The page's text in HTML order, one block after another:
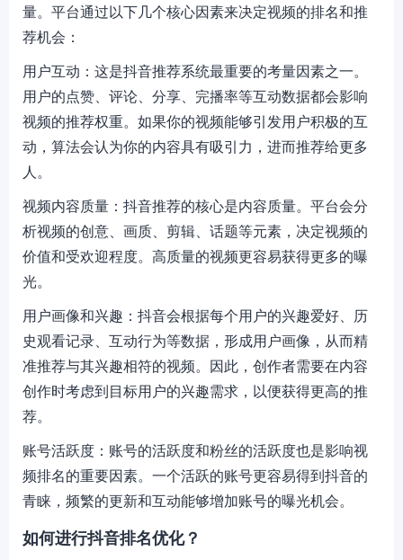
量。平台通过以下几个核心因素来决定视频的排名和推
荐机会：
用户互动：这是抖音推荐系统最重要的考量因素之一。
用户的点赞、评论、分享、完播率等互动数据都会影响
视频的推荐权重。如果你的视频能够引发用户积极的互
动，算法会认为你的内容具有吸引力，进而推荐给更多
人。
视频内容质量：抖音推荐的核心是内容质量。平台会分
析视频的创意、画质、剪辑、话题等元素，决定视频的
价值和受欢迎程度。高质量的视频更容易获得更多的曝
光。
用户画像和兴趣：抖音会根据每个用户的兴趣爱好、历
史观看记录、互动行为等数据，形成用户画像，从而精
准推荐与其兴趣相符的视频。因此，创作者需要在内容
创作时考虑到目标用户的兴趣需求，以便获得更高的推
荐。
账号活跃度：账号的活跃度和粉丝的活跃度也是影响视
频排名的重要因素。一个活跃的账号更容易得到抖音的
青睐，频繁的更新和互动能够增加账号的曝光机会。
如何进行抖音排名优化？